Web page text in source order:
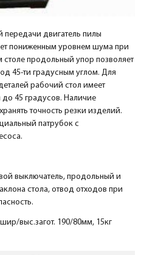
двигатель пилы
пониженным уровнем шума при
продольный упор позволяет
45-ти градусным углом. Для
рабочий стол имеет
до 45 градусов. Наличие
точность резки изделий.
патрубок с
выключатель, продольный и
стола, отвод отходов при
выс.загот. 190/80мм, 15кг